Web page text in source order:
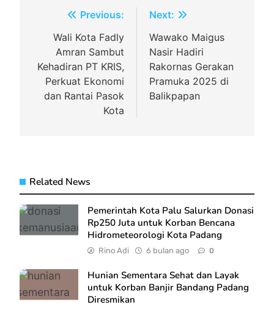
Navigasi
pos
Previous:
Wali Kota Fadly
Amran Sambut
Kehadiran PT KRIS,
Perkuat Ekonomi
dan Rantai Pasok
Kota
Next:
Wawako Maigus
Nasir Hadiri
Rakornas Gerakan
Pramuka 2025 di
Balikpapan
Related News
Pemerintah Kota Palu Salurkan Donasi
Rp250 Juta untuk Korban Bencana
Hidrometeorologi Kota Padang
Rino Adi 6 bulan ago 0
Hunian Sementara Sehat dan Layak
untuk Korban Banjir Bandang Padang
Diresmikan